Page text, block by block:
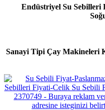
Endüstriyel Su Sebilleri
Sanayi Tipi Çay Makineleri